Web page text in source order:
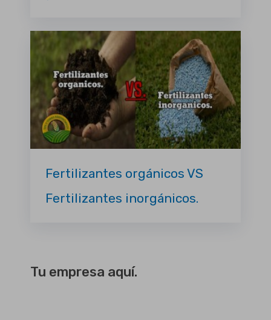
Fertilizantes orgánicos VS
Fertilizantes inorgánicos.
Tu empresa aquí.